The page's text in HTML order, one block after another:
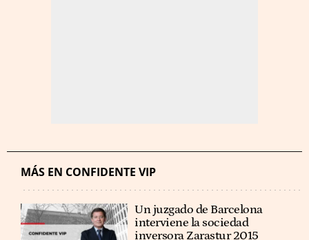
MÁS EN CONFIDENTE VIP
Un juzgado de Barcelona
interviene la sociedad
inversora Zarastur 2015